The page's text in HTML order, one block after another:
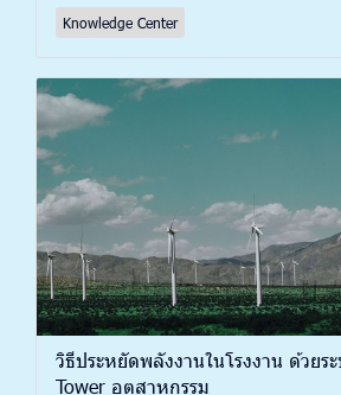
Knowledge Center
วิธีประหยัดพลังงานในโรงงาน ด้วยร
Tower อุตสาหกรรม